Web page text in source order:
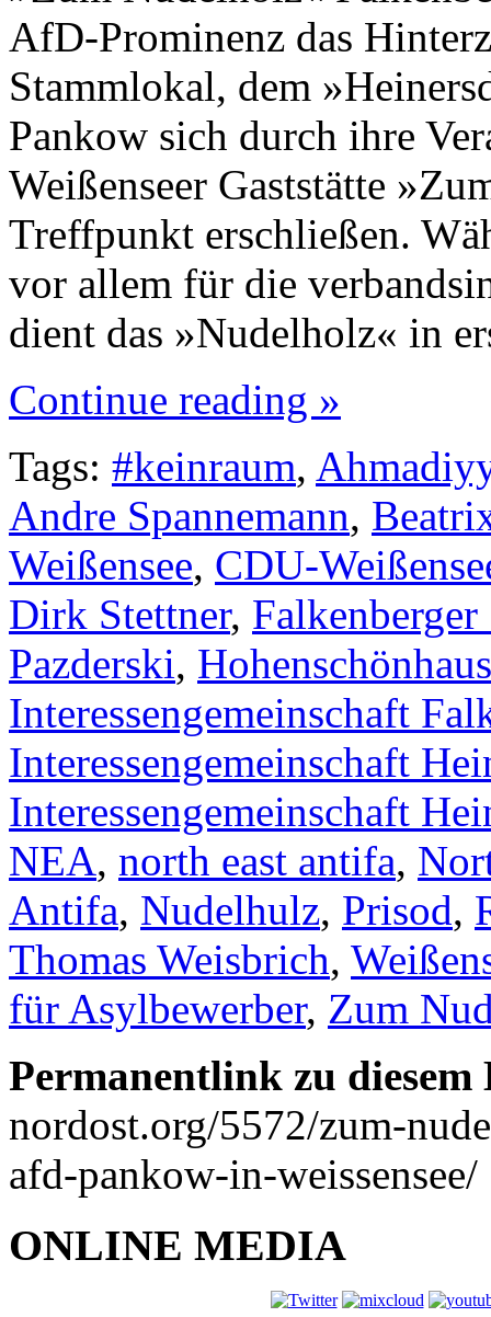
AfD-Prominenz das
Stammlokal, dem
Pankow sich durch ihre
Weißenseer Gaststätte
Treffpunkt erschließen.
vor allem für die
dient das »Nudelholz« in
Continue reading »
Tags: #keinraum,
Andre Spannemann,
Weißensee, CDU-
Dirk Stettner, Falkenberger
Pazderski,
Interessengemeinschaft
Interessengemeinschaft
Interessengemeinschaft
NEA, north east antifa,
Antifa, Nudelhulz, Prisod,
Thomas Weisbrich,
für Asylbewerber, Zum
Permanentlink zu
nordost.org/5572/zum-
afd-pankow-in-weissensee/
ONLINE MEDIA